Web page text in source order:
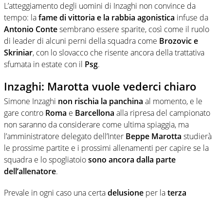
L’atteggiamento degli uomini di Inzaghi non convince da
tempo: lafame di vittoria e la rabbia agonistica infuse da
Antonio Contesembrano essere sparite, così come il ruolo
di leader di alcuni perni della squadra come Brozovic e
Skriniar, con lo slovacco che risente ancora della trattativa
sfumata in estate con il Psg.
Inzaghi: Marotta vuole vederci chiaro
Simone Inzaghi non rischia la panchina al momento, e le
gare contro Roma e Barcellona alla ripresa del campionato
non saranno da considerare come ultima spiaggia, ma
l’amministratore delegato dell’Inter Beppe Marotta studierà
le prossime partite e i prossimi allenamenti per capire se la
squadra e lo spogliatoiosono ancora dalla parte
dell’allenatore.
Prevale in ogni caso una certadelusione per laterza